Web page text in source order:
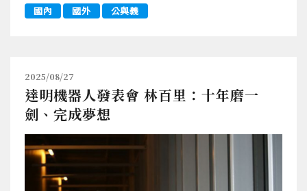
國內 國外 公與義
2025/08/27
達明機器人發表會 林百里：十年磨一
劍、完成夢想